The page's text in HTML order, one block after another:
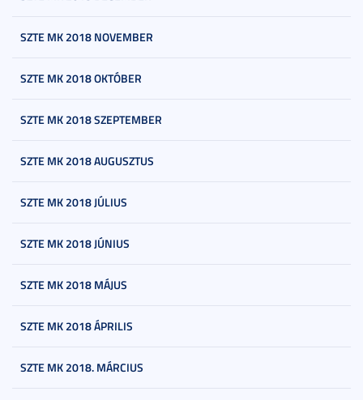
SZTE MK 2018 NOVEMBER
SZTE MK 2018 OKTÓBER
SZTE MK 2018 SZEPTEMBER
SZTE MK 2018 AUGUSZTUS
SZTE MK 2018 JÚLIUS
SZTE MK 2018 JÚNIUS
SZTE MK 2018 MÁJUS
SZTE MK 2018 ÁPRILIS
SZTE MK 2018. MÁRCIUS